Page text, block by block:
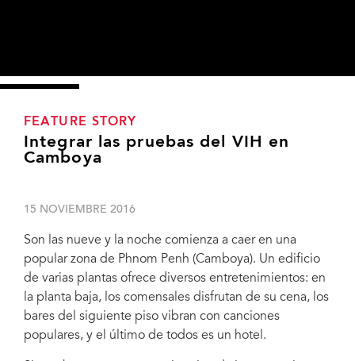
FEATURE STORY
Integrar las pruebas del VIH en
Camboya
15 NOVIEMBRE 2016
Son las nueve y la noche comienza a caer en una
popular zona de Phnom Penh (Camboya). Un edificio
de varias plantas ofrece diversos entretenimientos: en
la planta baja, los comensales disfrutan de su cena, los
bares del siguiente piso vibran con canciones
populares, y el último de todos es un hotel.